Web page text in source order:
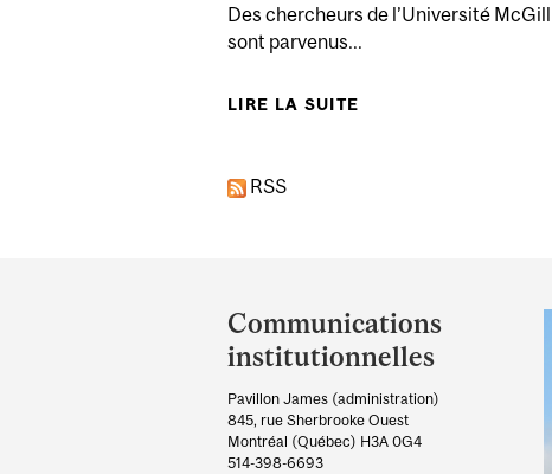
Des chercheurs de l’Université McGill
sont parvenus...
LIRE LA SUITE
RSS
and
University
Information
Communications
institutionnelles
Pavillon James (administration)
845, rue Sherbrooke Ouest
Montréal (Québec) H3A 0G4
514-398-6693